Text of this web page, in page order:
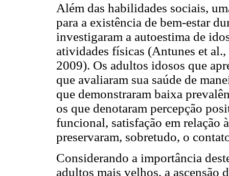
Além das habilidades sociais,
para a existência de bem-estar
investigaram a autoestima de
atividades físicas (Antunes et
2009). Os adultos idosos que
que avaliaram sua saúde de
que demonstraram baixa
os que denotaram percepção
funcional, satisfação em relação
preservaram, sobretudo, o
Considerando a importância
adultos mais velhos, a ascensão